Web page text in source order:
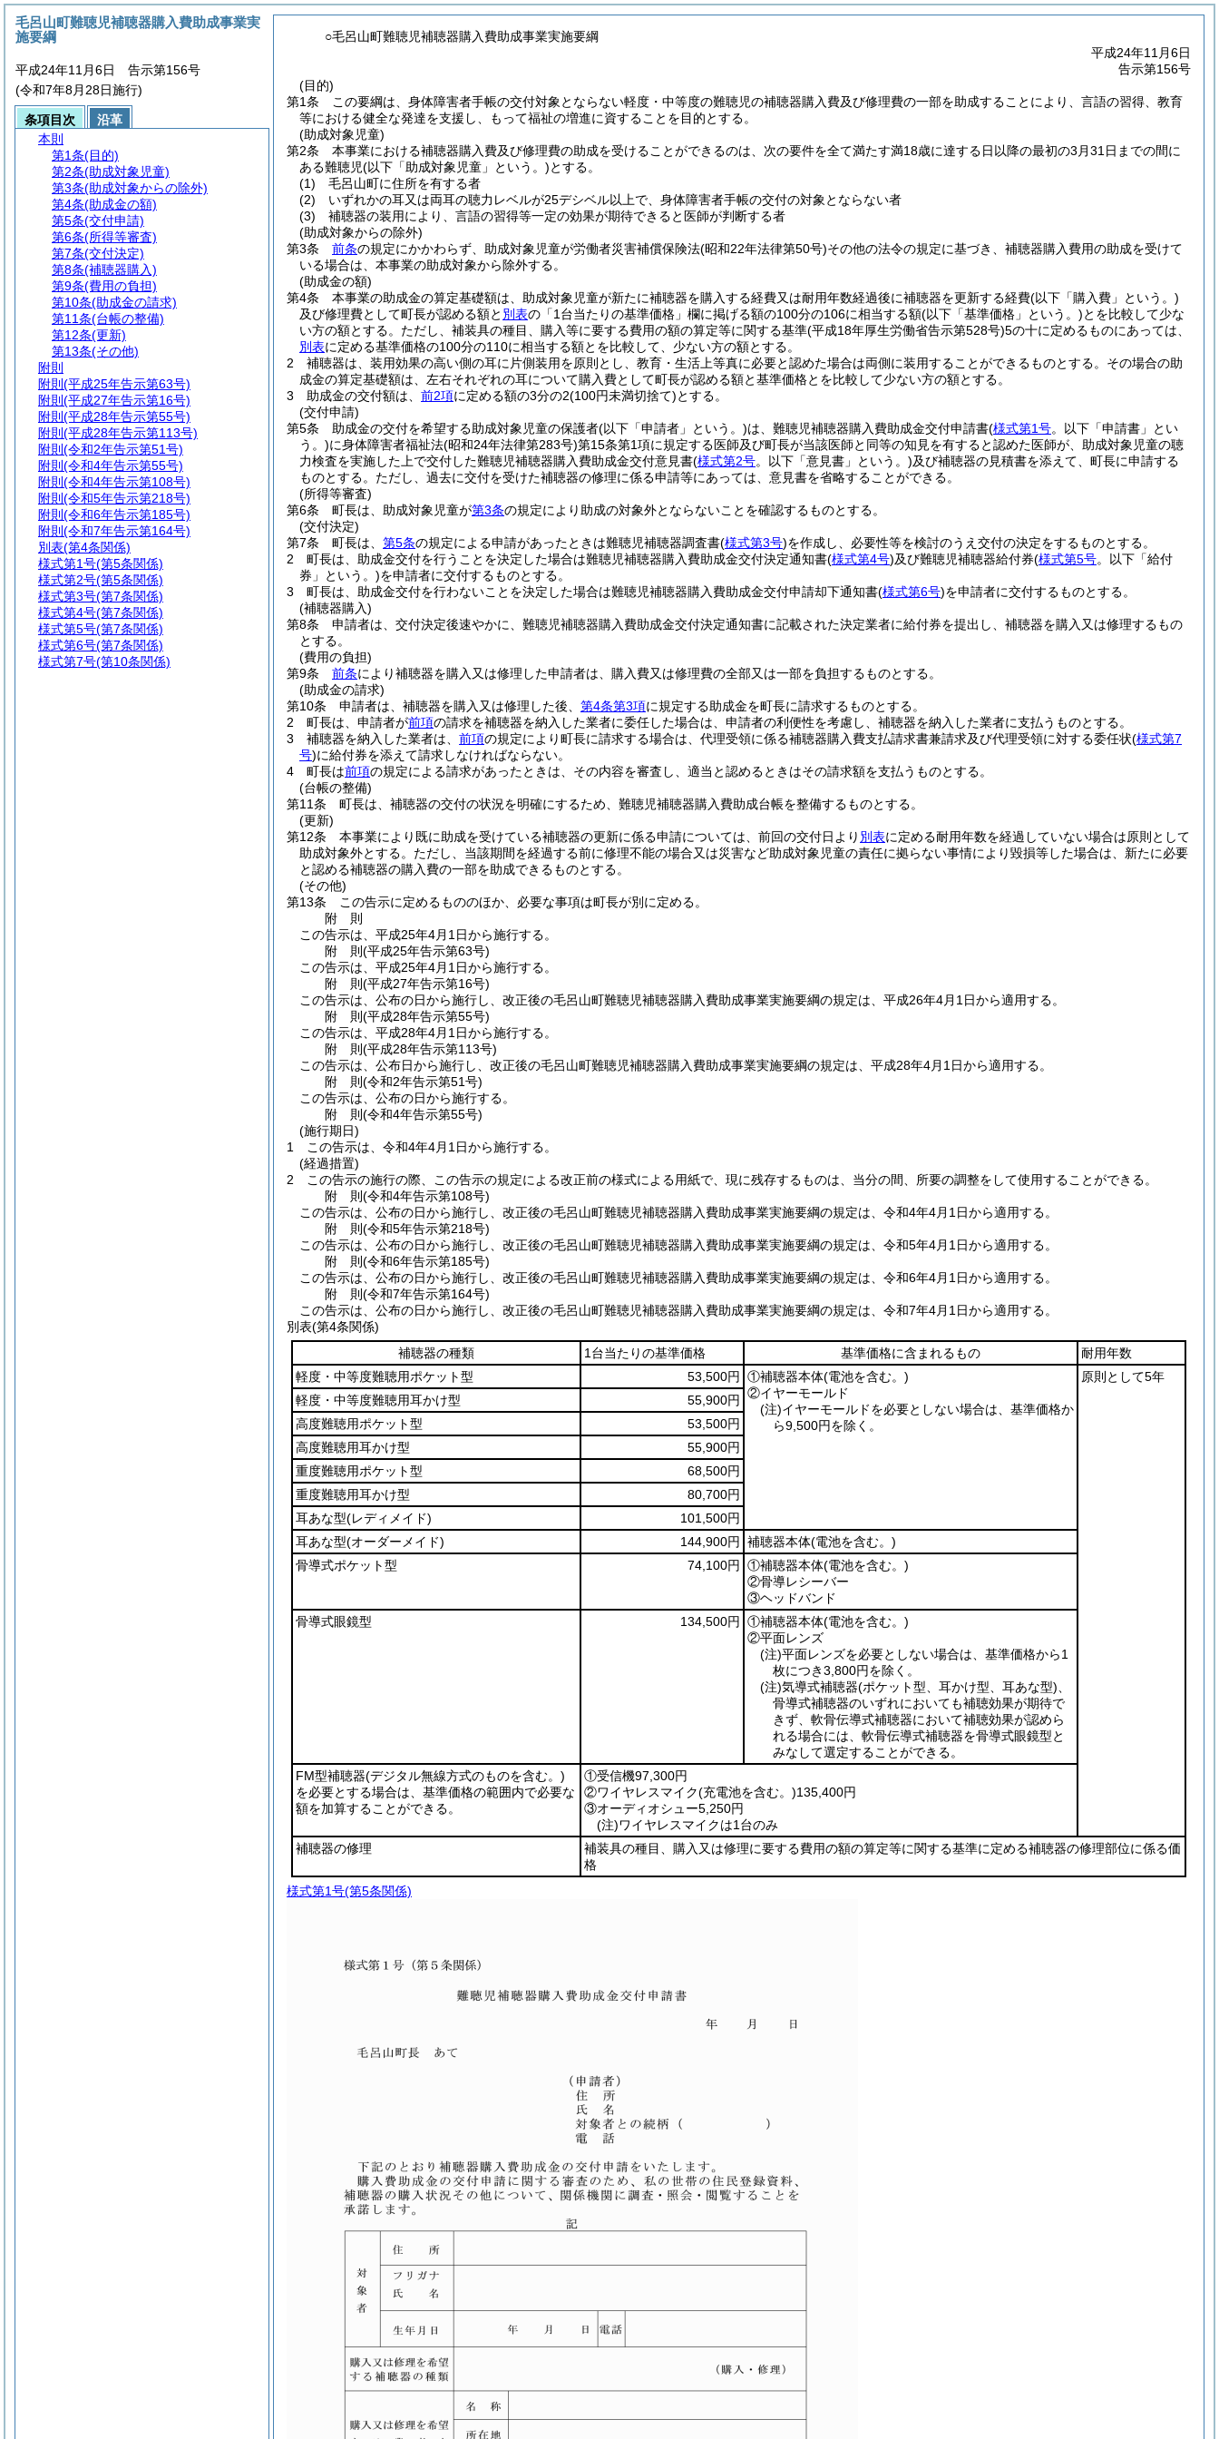
○毛呂山町難聴児補聴器購入費助成事業実施要綱
平成24年11月6日
告示第156号
(目的)
第1条
この要綱は、身体障害者手帳の交付対象とならない軽度・中等度の難聴児の補聴器購入費及び修理費の一部を助成することにより、言語の習得、教育
等における健全な発達を支援し、もって福祉の増進に資することを目的とする。
(助成対象児童)
第2条
本事業における補聴器購入費及び修理費の助成を受けることができるのは、次の要件を全て満たす満18歳に達する日以降の最初の3月31日までの間に
ある難聴児(以下「助成対象児童」という。)とする。
(1)
毛呂山町に住所を有する者
(2)
いずれかの耳又は両耳の聴力レベルが25デシベル以上で、身体障害者手帳の交付の対象とならない者
(3)
補聴器の装用により、言語の習得等一定の効果が期待できると医師が判断する者
(助成対象からの除外)
第3条
前条の規定にかかわらず、助成対象児童が労働者災害補償保険法(昭和22年法律第50号)その他の法令の規定に基づき、補聴器購入費用の助成を受けて
いる場合は、本事業の助成対象から除外する。
(助成金の額)
第4条
本事業の助成金の算定基礎額は、助成対象児童が新たに補聴器を購入する経費又は耐用年数経過後に補聴器を更新する経費(以下「購入費」という。)
及び修理費として町長が認める額と 別表の「1台当たりの基準価格」欄に掲げる額の100分の106に相当する額(以下「基準価格」という。)とを比較して少な
い方の額とする。 ただし、補装具の種目、購入等に要する費用の額の算定等に関する基準(平成18年厚生労働省告示第528号)5の十に定めるものにあっては、
別表に定める基準価格の100分の110に相当する額とを比較して、少ない方の額とする。
2
補聴器は、装用効果の高い側の耳に片側装用を原則とし、教育・生活上等真に必要と認めた場合は両側に装用することができるものとする。 その場合の助
成金の算定基礎額は、左右それぞれの耳について購入費として町長が認める額と基準価格とを比較して少ない方の額とする。
3
助成金の交付額は、 前2項に定める額の3分の2(100円未満切捨て)とする。
(交付申請)
第5条
助成金の交付を希望する助成対象児童の保護者(以下「申請者」という。)は、難聴児補聴器購入費助成金交付申請書(様式第1号。以下「申請書」とい
う。)に身体障害者福祉法(昭和24年法律第283号)第15条第1項に規定する医師及び町長が当該医師と同等の知見を有すると認めた医師が、助成対象児童の聴
力検査を実施した上で交付した難聴児補聴器購入費助成金交付意見書(様式第2号。以下「意見書」という。)及び補聴器の見積書を添えて、町長に申請する
ものとする。 ただし、過去に交付を受けた補聴器の修理に係る申請等にあっては、意見書を省略することができる。
(所得等審査)
第6条
町長は、助成対象児童が第3条の規定により助成の対象外とならないことを確認するものとする。
(交付決定)
第7条
町長は、 第5条の規定による申請があったときは難聴児補聴器調査書(様式第3号)を作成し、必要性等を検討のうえ交付の決定をするものとする。
2
町長は、助成金交付を行うことを決定した場合は難聴児補聴器購入費助成金交付決定通知書(様式第4号)及び難聴児補聴器給付券(様式第5号。以下「給付
券」という。)を申請者に交付するものとする。
3
町長は、助成金交付を行わないことを決定した場合は難聴児補聴器購入費助成金交付申請却下通知書(様式第6号)を申請者に交付するものとする。
(補聴器購入)
第8条
申請者は、交付決定後速やかに、難聴児補聴器購入費助成金交付決定通知書に記載された決定業者に給付券を提出し、補聴器を購入又は修理するもの
とする。
(費用の負担)
第9条
前条により補聴器を購入又は修理した申請者は、購入費又は修理費の全部又は一部を負担するものとする。
(助成金の請求)
第10条
申請者は、補聴器を購入又は修理した後、 第4条第3項に規定する助成金を町長に請求するものとする。
2
町長は、申請者が前項の請求を補聴器を納入した業者に委任した場合は、申請者の利便性を考慮し、補聴器を納入した業者に支払うものとする。
3
補聴器を納入した業者は、 前項の規定により町長に請求する場合は、代理受領に係る補聴器購入費支払請求書兼請求及び代理受領に対する委任状(様式第7
号)に給付券を添えて請求しなければならない。
4
町長は前項の規定による請求があったときは、その内容を審査し、適当と認めるときはその請求額を支払うものとする。
(台帳の整備)
第11条
町長は、補聴器の交付の状況を明確にするため、難聴児補聴器購入費助成台帳を整備するものとする。
(更新)
第12条
本事業により既に助成を受けている補聴器の更新に係る申請については、前回の交付日より 別表に定める耐用年数を経過していない場合は原則として
助成対象外とする。 ただし、当該期間を経過する前に修理不能の場合又は災害など助成対象児童の責任に拠らない事情により毀損等した場合は、新たに必要
と認める補聴器の購入費の一部を助成できるものとする。
(その他)
第13条
この告示に定めるもののほか、必要な事項は町長が別に定める。
附 則
この告示は、平成25年4月1日から施行する。
附 則(平成25年告示第63号)
この告示は、平成25年4月1日から施行する。
附 則(平成27年告示第16号)
この告示は、公布の日から施行し、改正後の毛呂山町難聴児補聴器購入費助成事業実施要綱の規定は、平成26年4月1日から適用する。
附 則(平成28年告示第55号)
この告示は、平成28年4月1日から施行する。
附 則(平成28年告示第113号)
この告示は、公布日から施行し、改正後の毛呂山町難聴児補聴器購入費助成事業実施要綱の規定は、平成28年4月1日から適用する。
附 則(令和2年告示第51号)
この告示は、公布の日から施行する。
附 則(令和4年告示第55号)
(施行期日)
1
この告示は、令和4年4月1日から施行する。
(経過措置)
2
この告示の施行の際、この告示の規定による改正前の様式による用紙で、現に残存するものは、当分の間、所要の調整をして使用することができる。
附 則(令和4年告示第108号)
この告示は、公布の日から施行し、改正後の毛呂山町難聴児補聴器購入費助成事業実施要綱の規定は、令和4年4月1日から適用する。
附 則(令和5年告示第218号)
この告示は、公布の日から施行し、改正後の毛呂山町難聴児補聴器購入費助成事業実施要綱の規定は、令和5年4月1日から適用する。
附 則(令和6年告示第185号)
この告示は、公布の日から施行し、改正後の毛呂山町難聴児補聴器購入費助成事業実施要綱の規定は、令和6年4月1日から適用する。
附 則(令和7年告示第164号)
この告示は、公布の日から施行し、改正後の毛呂山町難聴児補聴器購入費助成事業実施要綱の規定は、令和7年4月1日から適用する。
別表(第4条関係)
補聴器の種類
1台当たりの基準価格 基準価格に含まれるもの
耐用年数
軽度・中等度難聴用ポケット型
53,500円 ①補聴器本体(電池を含む。)
②イヤーモールド
(注)イヤーモールドを必要としない場合は、基準価格か
ら9,500円を除く。
原則として5年
軽度・中等度難聴用耳かけ型
55,900円
高度難聴用ポケット型
53,500円
高度難聴用耳かけ型
55,900円
重度難聴用ポケット型
68,500円
重度難聴用耳かけ型
80,700円
耳あな型(レディメイド)
101,500円
耳あな型(オーダーメイド) 144,900円 補聴器本体(電池を含む。)
骨導式ポケット型
74,100円 ①補聴器本体(電池を含む。)
②骨導レシーバー
③ヘッドバンド
骨導式眼鏡型
134,500円 ①補聴器本体(電池を含む。)
②平面レンズ
(注)平面レンズを必要としない場合は、基準価格から1
枚につき3,800円を除く。
(注)気導式補聴器(ポケット型、耳かけ型、耳あな型)
骨導式補聴器のいずれにおいても補聴効果が期待で
きず、軟骨伝導式補聴器において補聴効果が認めら
れる場合には、軟骨伝導式補聴器を骨導式眼鏡型と
みなして選定することができる。
FM型補聴器(デジタル無線方式のものを含む。)
を必要とする場合は、基準価格の範囲内で必要な
額を加算することができる。
①受信機97,300円
②ワイヤレスマイク(充電池を含む。)135,400円
③オーディオシュー5,250円
(注)ワイヤレスマイクは1台のみ
補聴器の修理
補装具の種目、購入又は修理に要する費用の額の算定等に関する基準に定める補聴器の修理部位に係る価
格
様式第1号(第5条関係)
毛呂山町難聴児補聴器購入費助成事業実
施要綱
平成24年11月6日 告示第156号
(令和7年8月28日施行)
条項目次
沿革
本則
第1条(目的)
第2条(助成対象児童)
第3条(助成対象からの除外)
第4条(助成金の額)
第5条(交付申請)
第6条(所得等審査)
第7条(交付決定)
第8条(補聴器購入)
第9条(費用の負担)
第10条(助成金の請求)
第11条(台帳の整備)
第12条(更新)
第13条(その他)
附則
附則 (平成25年告示第63号)
附則 (平成27年告示第16号)
附則 (平成28年告示第55号)
附則 (平成28年告示第113号)
附則 (令和2年告示第51号)
附則 (令和4年告示第55号)
附則 (令和4年告示第108号)
附則 (令和5年告示第218号)
附則 (令和6年告示第185号)
附則 (令和7年告示第164号)
別表(第4条関係)
様式第1号(第5条関係)
様式第2号(第5条関係)
様式第3号(第7条関係)
様式第4号(第7条関係)
様式第5号(第7条関係)
様式第6号(第7条関係)
様式第7号(第10条関係)